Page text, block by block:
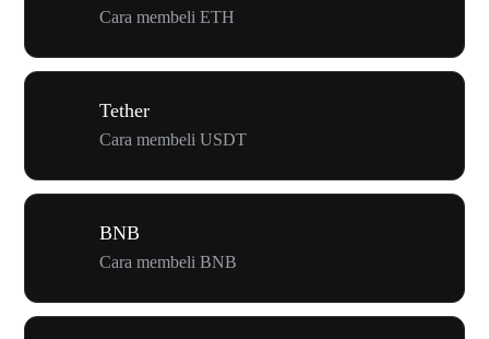
Cara membeli ETH
Tether
Cara membeli USDT
BNB
Cara membeli BNB